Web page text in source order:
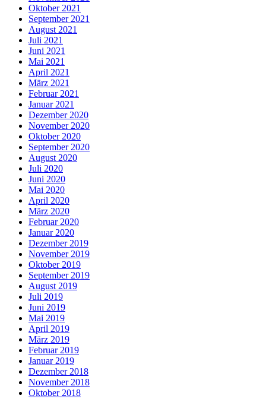
Oktober 2021
September 2021
August 2021
Juli 2021
Juni 2021
Mai 2021
April 2021
März 2021
Februar 2021
Januar 2021
Dezember 2020
November 2020
Oktober 2020
September 2020
August 2020
Juli 2020
Juni 2020
Mai 2020
April 2020
März 2020
Februar 2020
Januar 2020
Dezember 2019
November 2019
Oktober 2019
September 2019
August 2019
Juli 2019
Juni 2019
Mai 2019
April 2019
März 2019
Februar 2019
Januar 2019
Dezember 2018
November 2018
Oktober 2018